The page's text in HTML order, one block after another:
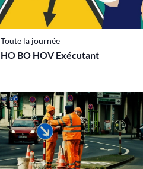
Toute la journée
HO BO HOV Exécutant